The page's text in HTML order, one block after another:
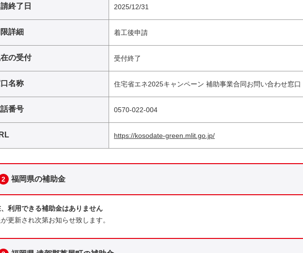
終了日 2025/12/31
詳細 着工後申請
の受付 受付終了
名称 住宅省エネ2025キャンペーン 補助事業合同お問い合わせ窓口
番号 0570-022-004
https://kosodate-green.mlit.go.jp/
2 福岡県の補助金
利用できる補助金はありません
更新され次第お知らせ致します。